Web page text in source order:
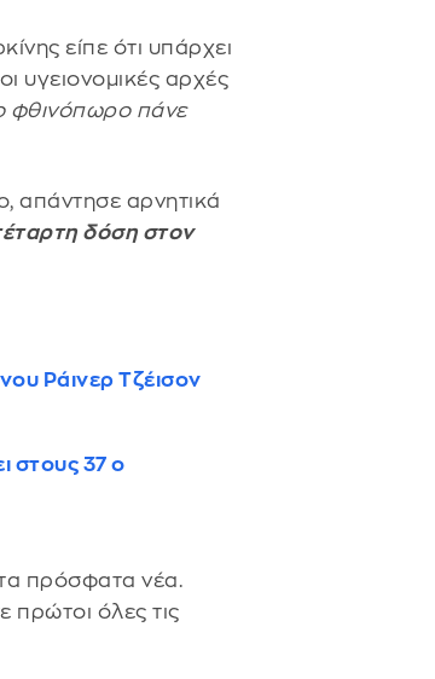
είπε ότι υπάρχει
υγειονομικές αρχές
φθινόπωρο πάνε
απάντησε αρνητικά
δόση στον
Ράινερ Τζέισον
στους 37 ο
τα πρόσφατα νέα.
πρώτοι όλες τις